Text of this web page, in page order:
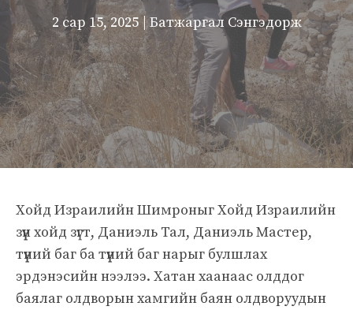
2 сар 15, 2025 | Батжаргал Сэнгэдорж
Хойд Израилийн Шимроныг Хойд Израилийн
зүүн хойд зүгт, Даниэль Тал, Даниэль Мастер,
түүний баг ба түүний баг нарыг булшлах
эрдэнэсийн нээлээ. Хатан хаанаас олддог
баялаг олдворын хамгийн баян олдворуудын